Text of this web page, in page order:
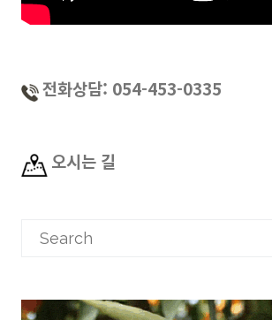
전화상담: 054-453-0335
오시는 길
for: